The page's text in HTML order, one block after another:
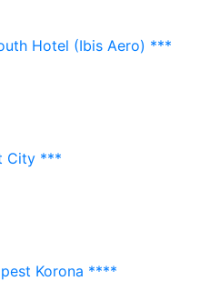
Hotel (Ibis Aero) ***
City ***
Korona ****